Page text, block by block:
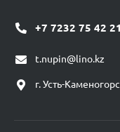
+7 7232 75 42 21
t.nupin@lino.kz
г. Усть-